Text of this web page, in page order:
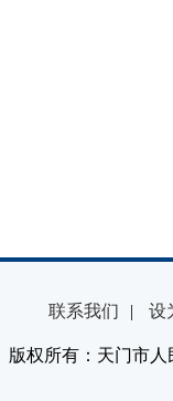
联系我们 | 设
版权所有：天门市